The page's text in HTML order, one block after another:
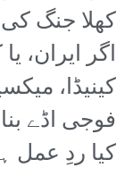
کھلا جنگ
اگر ایران،
کینیڈا،
فوجی اڈے
کیا ردِ عمل